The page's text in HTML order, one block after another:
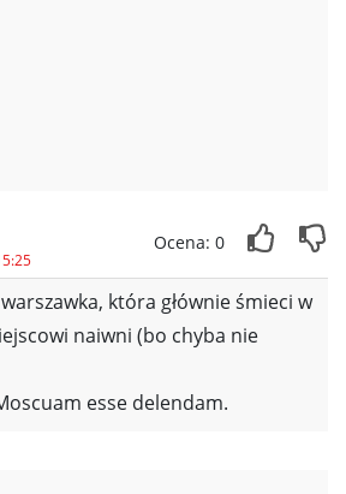
Ocena: 0
która głównie śmieci w
naiwni (bo chyba nie
esse delendam.